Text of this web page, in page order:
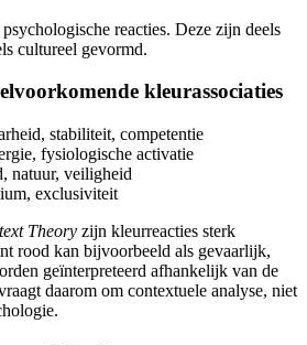
reacties. Deze zijn deels
cultureel gevormd.
kleurassociaties
stabiliteit, competentie
fysiologische activatie
natuur, veiligheid
exclusiviteit
Theory zijn kleurreacties sterk
rood kan bijvoorbeeld als gevaarlijk,
geïnterpreteerd afhankelijk van de
daarom om contextuele analyse, niet